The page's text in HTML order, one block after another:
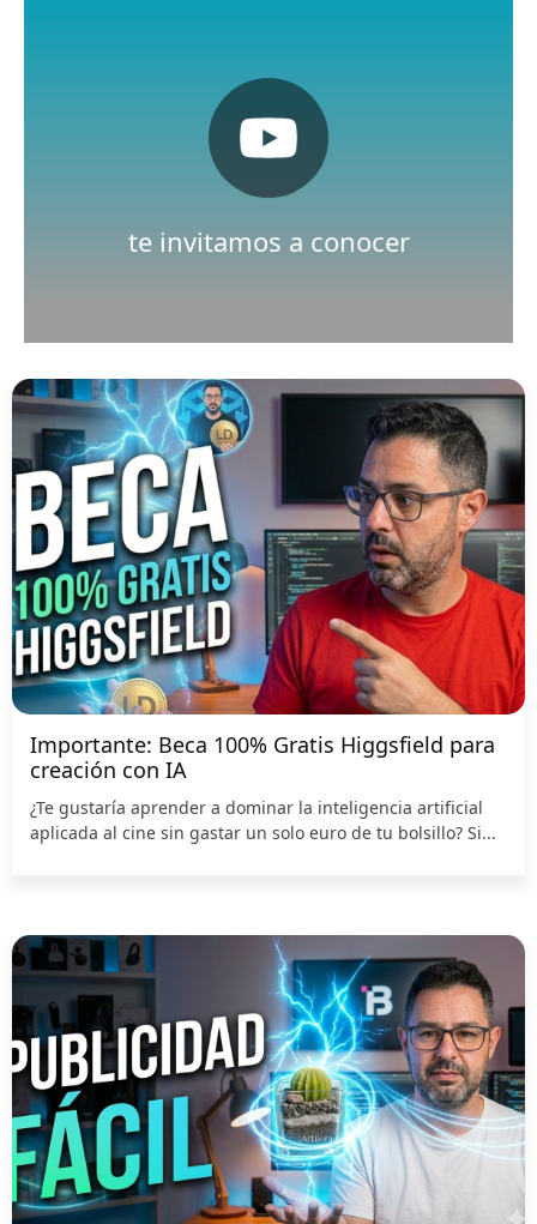
te invitamos a conocer
Nuestro canal de Youtube
Pulsa aquí
Importante: Beca 100% Gratis Higgsfield para
creación con IA
¿Te gustaría aprender a dominar la inteligencia artificial
aplicada al cine sin gastar un solo euro de tu bolsillo? Si...